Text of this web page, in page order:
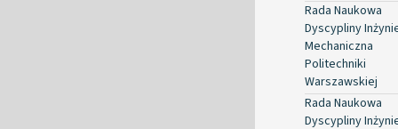
Rada Naukowa
Dyscypliny
Mechaniczna
Politechniki
Warszawskiej
Rada Naukowa
Dyscypliny